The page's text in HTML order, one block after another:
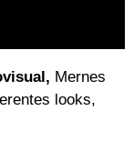
Mernes
looks,